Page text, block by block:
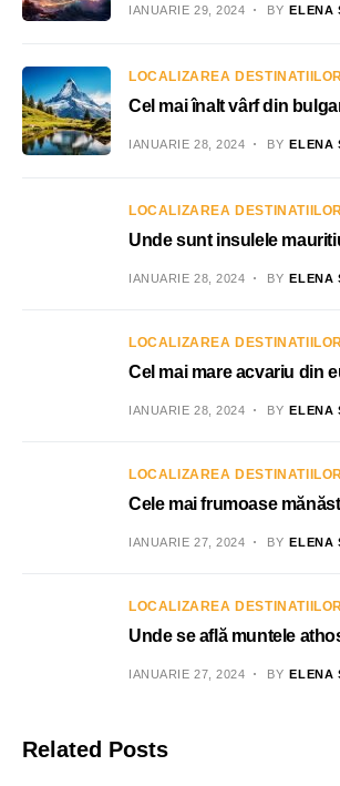
IANUARIE 29, 2024 BY ELENA
LOCALIZAREA
Cel mai înalt vârf din
IANUARIE 28, 2024 BY ELENA
LOCALIZAREA
Unde sunt insulele
IANUARIE 28, 2024 BY ELENA
LOCALIZAREA
Cel mai mare acvariu din
IANUARIE 28, 2024 BY ELENA
LOCALIZAREA
Cele mai frumoase
IANUARIE 27, 2024 BY ELENA
LOCALIZAREA
Unde se află muntele
IANUARIE 27, 2024 BY ELENA
Related Posts